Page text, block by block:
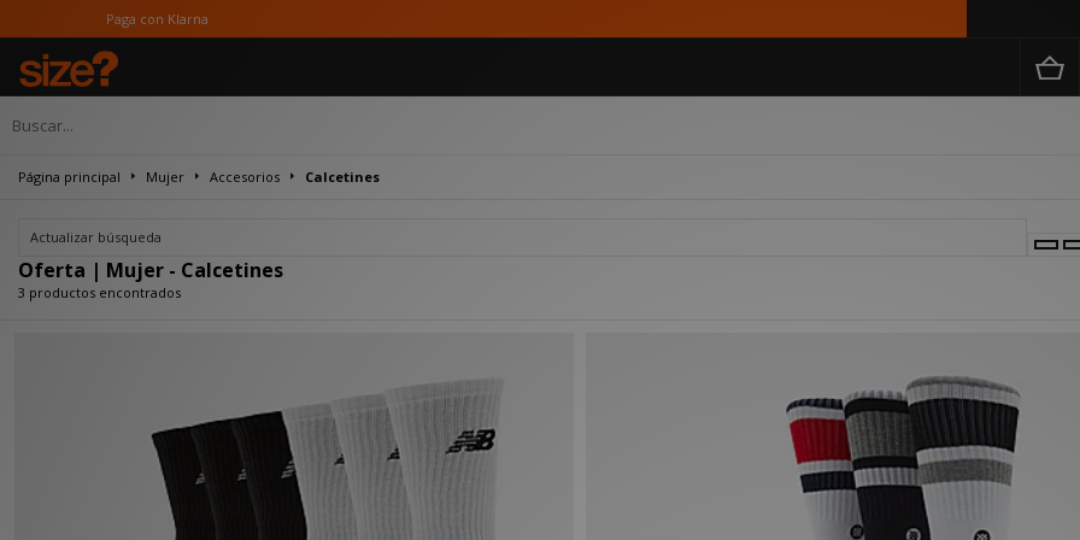
Paga con Klarna
Página principal Mujer Accesorios Calcetines
Actualizar búsqueda
Oferta | Mujer - Calcetines
3 productos encontrados